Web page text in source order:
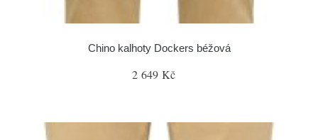
Chino kalhoty Dockers béžová
2 649 Kč